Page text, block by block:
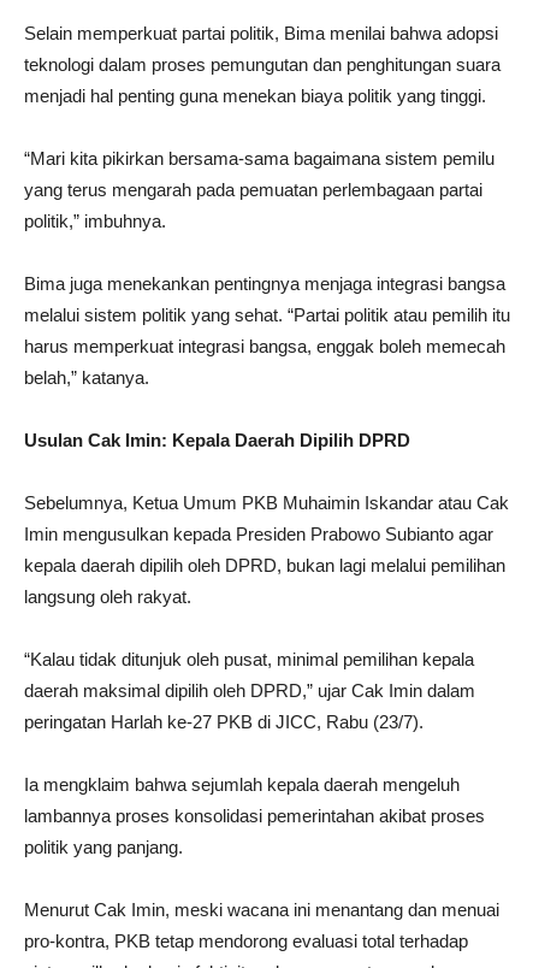
Selain memperkuat partai politik, Bima menilai bahwa adopsi
teknologi dalam proses pemungutan dan penghitungan suara
menjadi hal penting guna menekan biaya politik yang tinggi.
“Mari kita pikirkan bersama-sama bagaimana sistem pemilu
yang terus mengarah pada pemuatan perlembagaan partai
politik,” imbuhnya.
Bima juga menekankan pentingnya menjaga integrasi bangsa
melalui sistem politik yang sehat. “Partai politik atau pemilih itu
harus memperkuat integrasi bangsa, enggak boleh memecah
belah,” katanya.
Usulan Cak Imin: Kepala Daerah Dipilih DPRD
Sebelumnya, Ketua Umum PKB Muhaimin Iskandar atau Cak
Imin mengusulkan kepada Presiden Prabowo Subianto agar
kepala daerah dipilih oleh DPRD, bukan lagi melalui pemilihan
langsung oleh rakyat.
“Kalau tidak ditunjuk oleh pusat, minimal pemilihan kepala
daerah maksimal dipilih oleh DPRD,” ujar Cak Imin dalam
peringatan Harlah ke-27 PKB di JICC, Rabu (23/7).
Ia mengklaim bahwa sejumlah kepala daerah mengeluh
lambannya proses konsolidasi pemerintahan akibat proses
politik yang panjang.
Menurut Cak Imin, meski wacana ini menantang dan menuai
pro-kontra, PKB tetap mendorong evaluasi total terhadap